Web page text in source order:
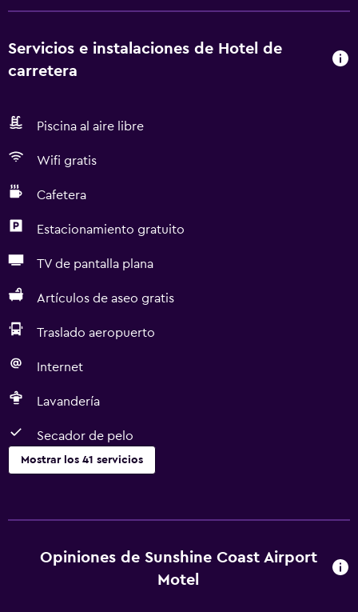
Servicios e instalaciones de Hotel de
carretera
Piscina al aire libre
Wifi gratis
Cafetera
Estacionamiento gratuito
TV de pantalla plana
Artículos de aseo gratis
Traslado aeropuerto
Internet
Lavandería
Secador de pelo
Mostrar los 41 servicios
Tetera eléctrica
Utensilios de cocina
Opiniones de Sunshine Coast Airport
Motel